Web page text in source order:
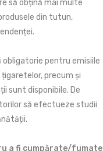
să obțină mai multe
din tutun,
pentru emisiile
precum și
sunt disponibile. De
să efectueze studii
a fi cumpărate/fumate